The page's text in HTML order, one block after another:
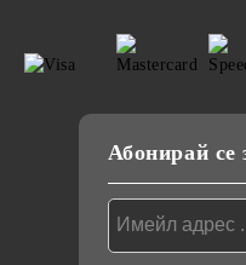
Абонирай